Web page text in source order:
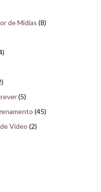
de Mídias (8)
(5)
(45)
Vídeo (2)